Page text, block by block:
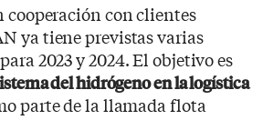
cooperación con clientes
ya tiene previstas varias
2023 y 2024. El objetivo es
del hidrógeno en la logística
parte de la llamada flota